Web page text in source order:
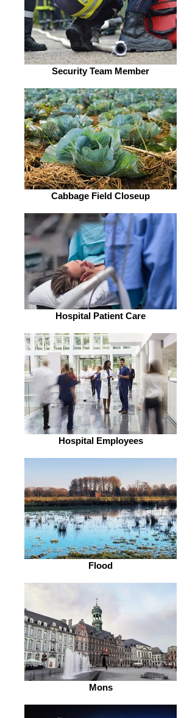
Security Team Member
Cabbage Field Closeup
Hospital Patient Care
Hospital Employees
Flood
Mons